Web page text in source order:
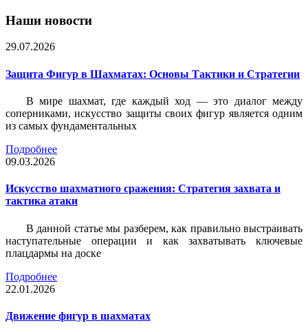
Наши новости
29.07.2026
Защита Фигур в Шахматах: Основы Тактики и Стратегии
В мире шахмат, где каждый ход — это диалог между
соперниками, искусство защиты своих фигур является одним
из самых фундаментальных
Подробнее
09.03.2026
Искусство шахматного сражения: Стратегия захвата и
тактика атаки
В данной статье мы разберем, как правильно выстраивать
наступательные операции и как захватывать ключевые
плацдармы на доске
Подробнее
22.01.2026
Движение фигур в шахматах